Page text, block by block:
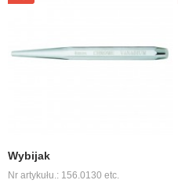
Wybijak
Nr artykułu.: 156.0130 etc.